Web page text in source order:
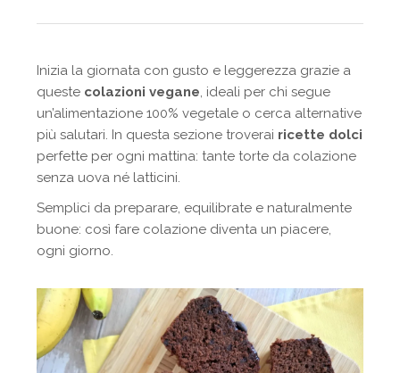
Inizia la giornata con gusto e leggerezza grazie a
queste colazioni vegane, ideali per chi segue
un’alimentazione 100% vegetale o cerca alternative
più salutari. In questa sezione troverai ricette dolci
perfette per ogni mattina: tante torte da colazione
senza uova né latticini.
Semplici da preparare, equilibrate e naturalmente
buone: così fare colazione diventa un piacere,
ogni giorno.